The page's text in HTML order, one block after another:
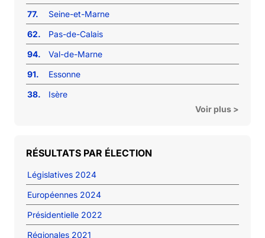
77.
Seine-et-Marne
62.
Pas-de-Calais
94.
Val-de-Marne
91.
Essonne
38.
Isère
Voir plus >
RÉSULTATS PAR ÉLECTION
Législatives 2024
Européennes 2024
Présidentielle 2022
Régionales 2021